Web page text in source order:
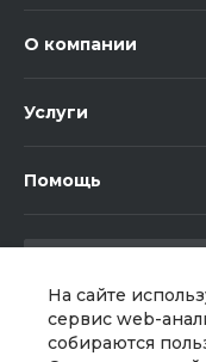
На сайте
сервис web-
собираются
О компании
Услуги
Помощь